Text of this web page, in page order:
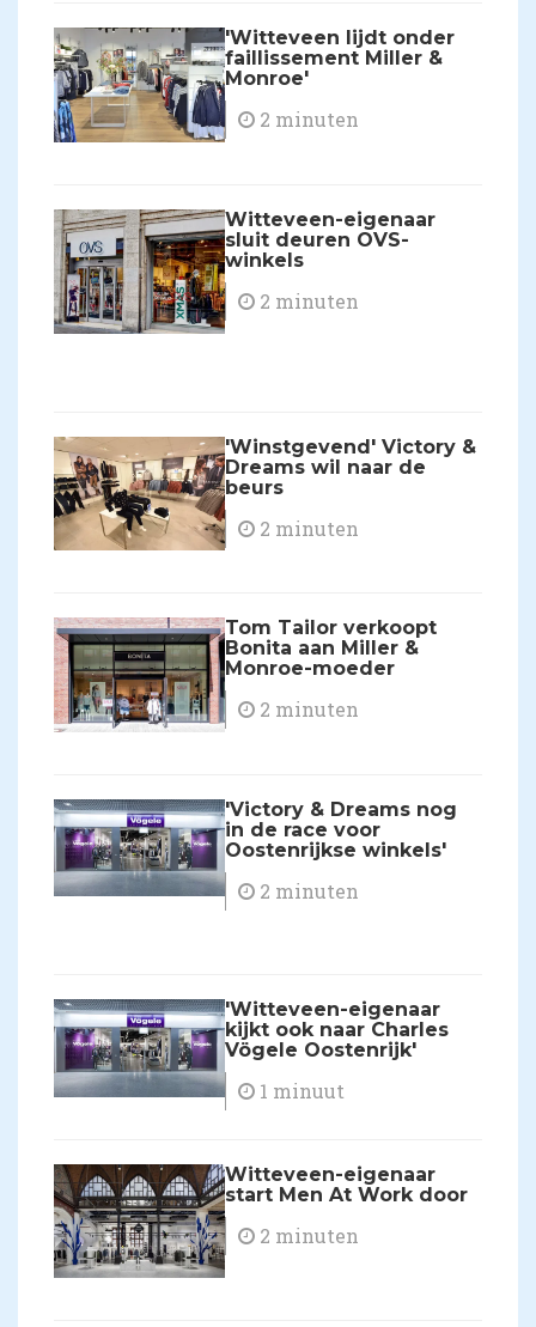
'Witteveen lijdt onder
faillissement Miller &
Monroe'
2 minuten
Witteveen-eigenaar
sluit deuren OVS-
winkels
2 minuten
'Winstgevend' Victory &
Dreams wil naar de
beurs
2 minuten
Tom Tailor verkoopt
Bonita aan Miller &
Monroe-moeder
2 minuten
'Victory & Dreams nog
in de race voor
Oostenrijkse winkels'
2 minuten
'Witteveen-eigenaar
kijkt ook naar Charles
Vögele Oostenrijk'
1 minuut
Witteveen-eigenaar
start Men At Work door
2 minuten